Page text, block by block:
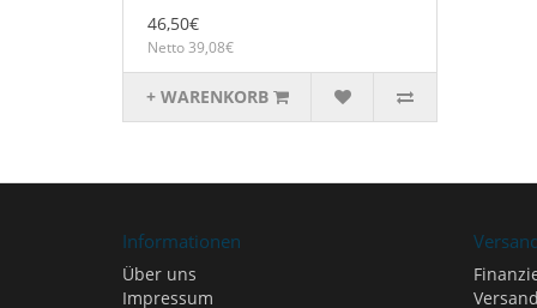
46,50€
Netto 39,08€
+ WARENKORB
Informationen
Über uns
Impressum